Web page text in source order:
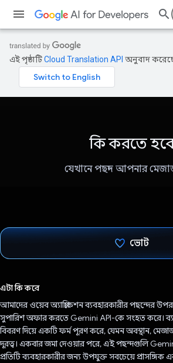
এই পৃষ্ঠাটিCloud Translation API অনুবাদ
কি করতে হবে
যেখানে পছন্দ আপনার
ভোট
এটা কি করে
আমাদের ওয়েব অ্যাপ্লিকেশন ব্যবহারকারীর পছন্দের
সুপারিশ অফার করতে Gemini API-কে সংহত করে।
বিবরণ দিয়ে একটি ফর্ম পূরণ করে, যেমন অবস্থান,
দূরত্ব। একবার জমা দেওয়ার পরে, এই পছন্দগুলি
প্রতিটি ব্যবহারকারীর জন্য উপযুক্ত সবচেয়ে প্রাসঙ্গিক